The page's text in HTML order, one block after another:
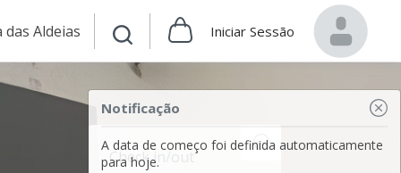
das Aldeias Iniciar Sessão
Notificação
A data de começo foi definida automaticamente
para hoje.
Check in/out